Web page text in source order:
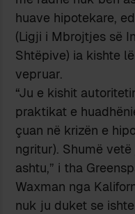
huave hipotekare,
(Ligji i Mbrojtjes së
Shtëpive) ia kishte
vepruar.
“Ju e kishit
praktikat e
çuan në krizën e
ngritur). Shumë
ashtu,” i tha
Waxman nga
nuk ju duket se